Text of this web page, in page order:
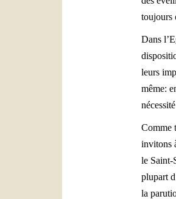
toujours
Dans
leurs
même:
Comme
invitons
le Saint-
plupart
la